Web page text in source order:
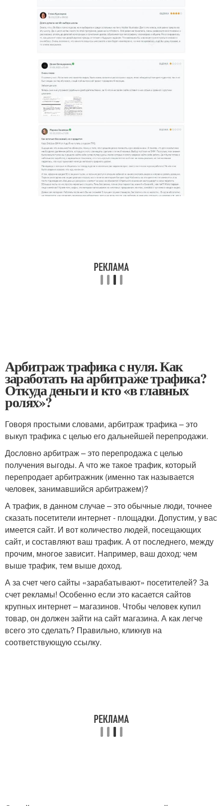
Арбитраж трафика с нуля. Как
заработать на арбитраже трафика?
Откуда деньги и кто «в главных
ролях»?
Говоря простыми словами, арбитраж трафика – это
выкуп трафика с целью его дальнейшей перепродажи.
Дословно арбитраж – это перепродажа с целью
получения выгоды. А что же такое трафик, который
перепродает арбитражник (именно так называется
человек, занимавшийся арбитражем)?
А трафик, в данном случае – это обычные люди, точнее
сказать посетители интернет - площадки. Допустим, у вас
имеется сайт. И вот количество людей, посещающих
сайт, и составляют ваш трафик. А от последнего, между
прочим, многое зависит. Например, ваш доход: чем
выше трафик, тем выше доход.
А за счет чего сайты «зарабатывают» посетителей? За
счет рекламы! Особенно если это касается сайтов
крупных интернет – магазинов. Чтобы человек купил
товар, он должен зайти на сайт магазина. А как легче
всего это сделать? Правильно, кликнув на
соответствующую ссылку.